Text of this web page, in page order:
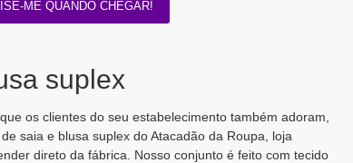
ME QUANDO CHEGAR!
suplex
os clientes do seu estabelecimento também adoram,
saia e blusa suplex do Atacadão da Roupa, loja
direto da fábrica. Nosso conjunto é feito com tecido